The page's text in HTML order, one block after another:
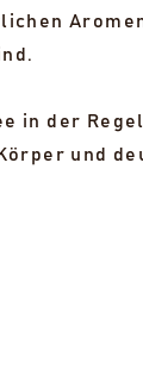
in der
und